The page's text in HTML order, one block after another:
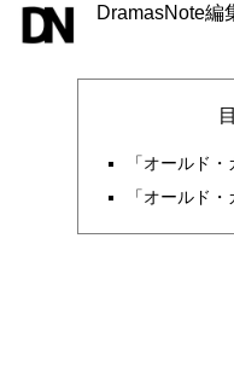
DramasNote編
「オールド
「オールド